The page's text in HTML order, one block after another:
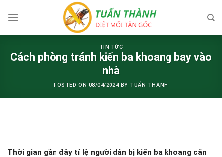
TIN TỨC
Cách phòng tránh kiến ba khoang bay vào
nhà
POSTED ON 08/04/2024BY TUẤN THÀNH
Thời gian gần đây tỉ lệ người dân bị kiến ba khoang cắn